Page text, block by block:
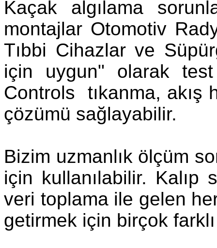
Kaçak algılama
montajlar Otomotiv
Tıbbi Cihazlar ve
için uygun" olarak
Controls tıkanma, akış
çözümü sağlayabilir.
Bizim uzmanlık ölçüm
için kullanılabilir. Kalıp
veri toplama ile gelen
getirmek için birçok